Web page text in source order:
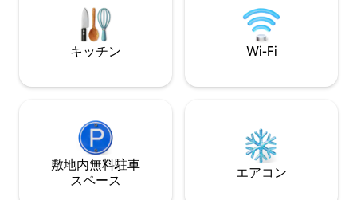
ンジ、コーヒーメーカー、すべての基本
的なキッチン用品が備わったキッチン。
ご要望に応じて自転車をご用意しており
20 ～ 55分）。 こ
の両方のバルコニ
ださい。
キッチン Wi-Fi
敷地内無料駐⁠車
ス⁠ペ⁠ー⁠ス
エアコン